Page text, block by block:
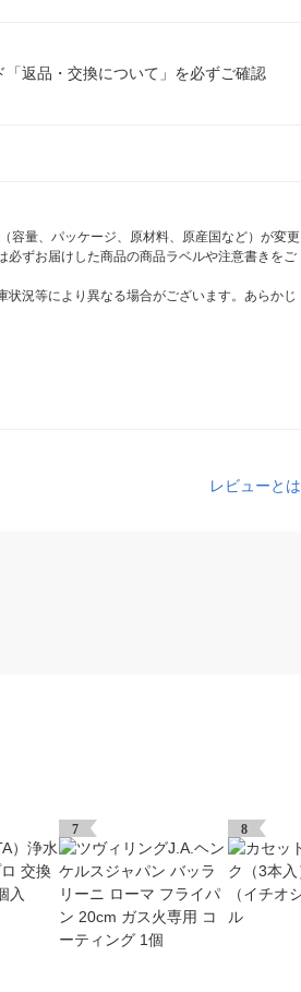
返品・交換について」を必ずご確認
容量、パッケージ、原材料、原産国など）が変更
ずお届けした商品の商品ラベルや注意書きをご
況等により異なる場合がございます。あらかじ
レビューとは
7 8